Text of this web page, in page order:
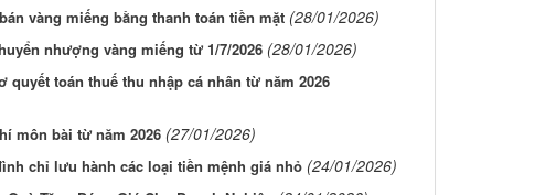
vàng miếng bằng thanh toán tiền mặt (28/01/2026)
nhượng vàng miếng từ 1/7/2026 (28/01/2026)
quyết toán thuế thu nhập cá nhân từ năm 2026
môn bài từ năm 2026 (27/01/2026)
chỉ lưu hành các loại tiền mệnh giá nhỏ (24/01/2026)